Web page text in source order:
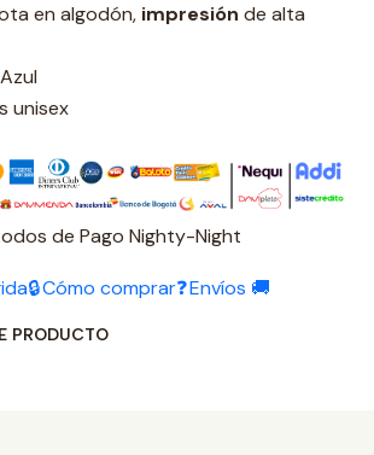
en algodón, impresión de alta
unisex
de Pago Nighty-Night
Cómo comprar❓Envíos 🚚
PRODUCTO